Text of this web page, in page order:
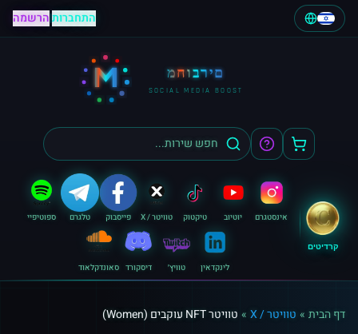
התחברות|הרשמה
M מחוברים
SOCIAL MEDIA BOOST
קרדיטים
אינסטגרם יוטיוב טיקטוק טוויטר / X פייסבוק טלגרם ספוטיפיי
לינקדאין טוויץ׳ דיסקורד סאונדקלאוד
דף הבית » טוויטר / X » טוויטר NFT עוקבים (Women)